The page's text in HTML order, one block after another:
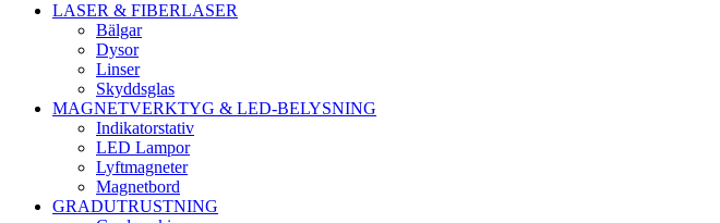
LASER & FIBERLASER
Bälgar
Dysor
Linser
Skyddsglas
MAGNETVERKTYG & LED-BELYSNING
Indikatorstativ
LED Lampor
Lyftmagneter
Magnetbord
GRADUTRUSTNING